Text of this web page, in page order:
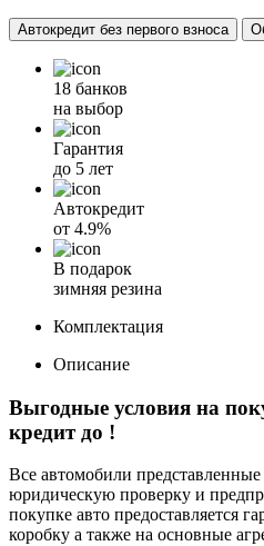
Автокредит без первого взноса
18 банков
на выбор
Гарантия
до 5 лет
Автокредит
от 4.9%
В подарок
зимняя резина
Комплектация
Описание
Выгодные условия на
кредит до !
Все автомобили
юридическую проверку и
покупке авто предоставляется
коробку а также на основные